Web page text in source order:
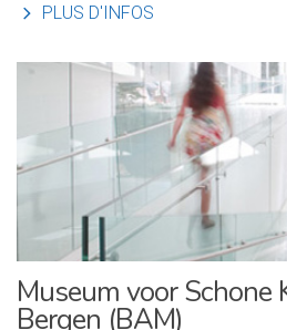
l PLUS D'INFOS
Museum voor Schone
Bergen (BAM)